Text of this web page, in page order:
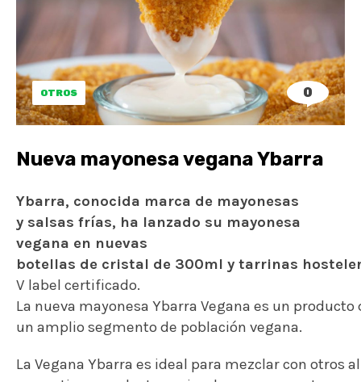
OTROS 0
Nueva mayonesa vegana Ybarra
Ybarra, conocida marca de mayonesas
y salsas frías, ha lanzado su mayonesa
vegana en nuevas
botellas de cristal de 300ml y tarrinas
V label certificado.
La nueva mayonesa Ybarra Vegana es un producto
un amplio segmento de población vegana.
La Vegana Ybarra es ideal para mezclarcon otros